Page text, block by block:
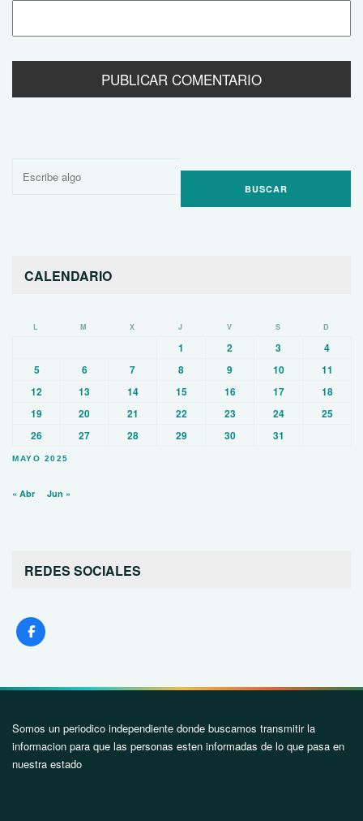
Buscar
CALENDARIO
MAYO 2025
L M X J V S D
1 2 3
4
5
6 7 8 9 10
11
12
13 14 15 16 17
18
19
20 21 22 23 24
25
26
27 28 29 30 31
« Abr Jun »
REDES SOCIALES
Somos un periodico independiente donde buscamos transmitir la
informacion para que las personas esten informadas de lo que pasa en
nuestra estado